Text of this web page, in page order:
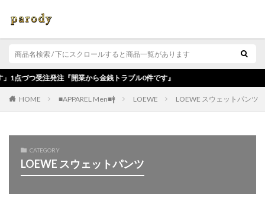
開業から金銭トラブル0件です』
HOME ■APPAREL Men■🚹 LOEWE LOEWE スウェットパンツ
CATEGORY
LOEWE スウェットパンツ